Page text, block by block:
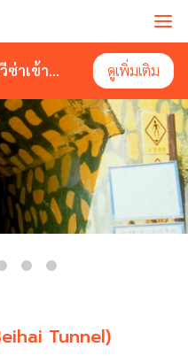
ซ่าเข้า
ดูเพิ่มเติม
Tunnel)